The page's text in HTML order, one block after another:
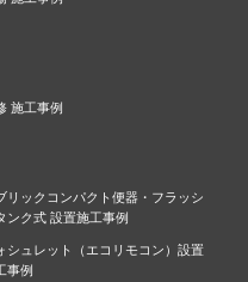
施工事例
リックコンパクト便器・フラッシ
ンク式 設置施工事例
シュレット（エコリモコン）設置
事例